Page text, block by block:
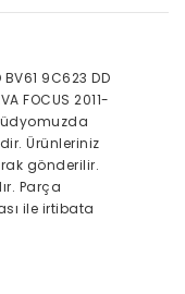
9C623 DD
FOCUS 2011-
Ürünleriniz
gönderilir.
Parça
ile irtibata